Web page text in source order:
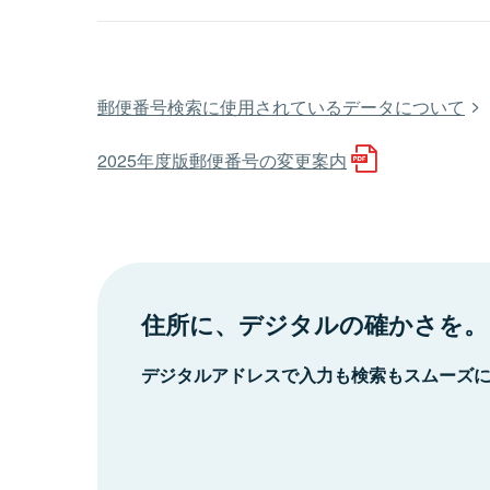
郵便番号検索に使用されているデータについて
2025年度版郵便番号の変更案内
住所に、デジタルの確かさを。
デジタルアドレスで入力も検索もスムーズ